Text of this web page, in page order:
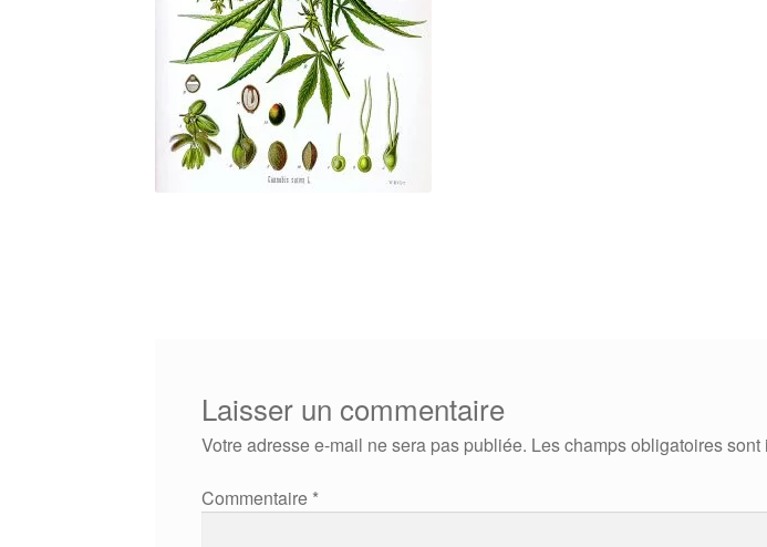
Laisser un commentaire
Votre adresse e-mail ne sera pas publiée. Les champs obligatoires
Commentaire *